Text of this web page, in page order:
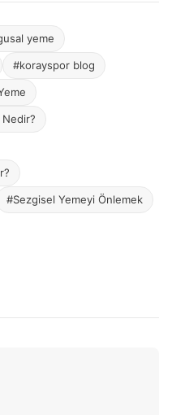
yeme
#korayspor blog
#Sezgisel Yemeyi Önlemek